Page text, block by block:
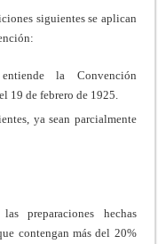
siguientes se aplican
la Convención
19 de febrero de 1925.
ya sean parcialmente
preparaciones hechas
contengan más del 20%